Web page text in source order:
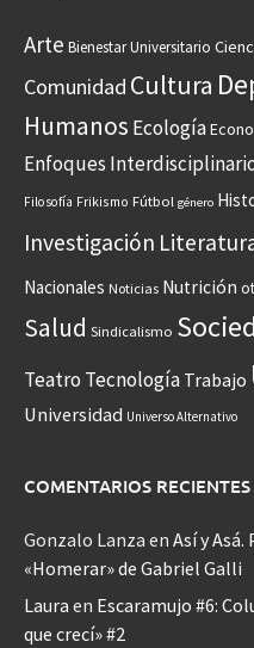
Arte Bienestar Universitario
Comunidad Cultura
Humanos Ecología
Enfoques
Filosofía Frikismo Fútbol género
Investigación
Nacionales Noticias Nutrición
Salud Sindicalismo
Teatro Tecnología Trabajo
Universidad Universo Alternativo
COMENTARIOS RECIENTES
Gonzalo Lanza en Así y Asá.
«Homerar» de Gabriel Galli
Laura en Escaramujo #6:
que crecí» #2